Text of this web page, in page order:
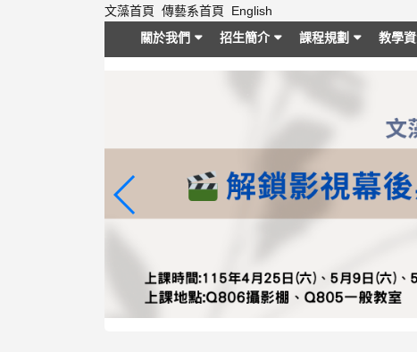
文藻首頁 傳藝系首頁
English
關於我們
招生簡介 課程規劃 教學